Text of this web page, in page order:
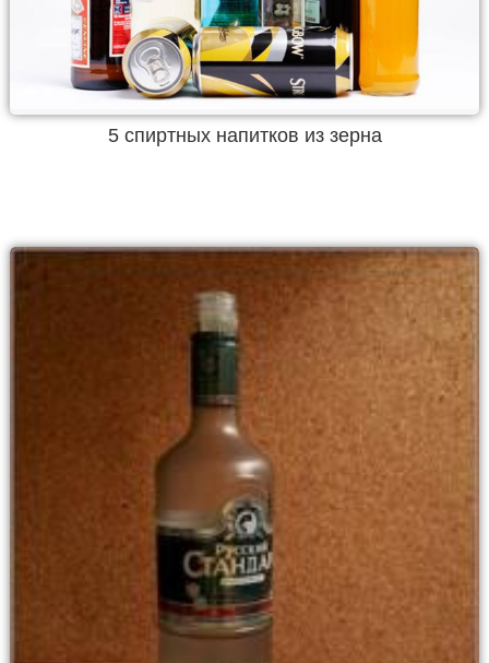
5 спиртных напитков из зерна